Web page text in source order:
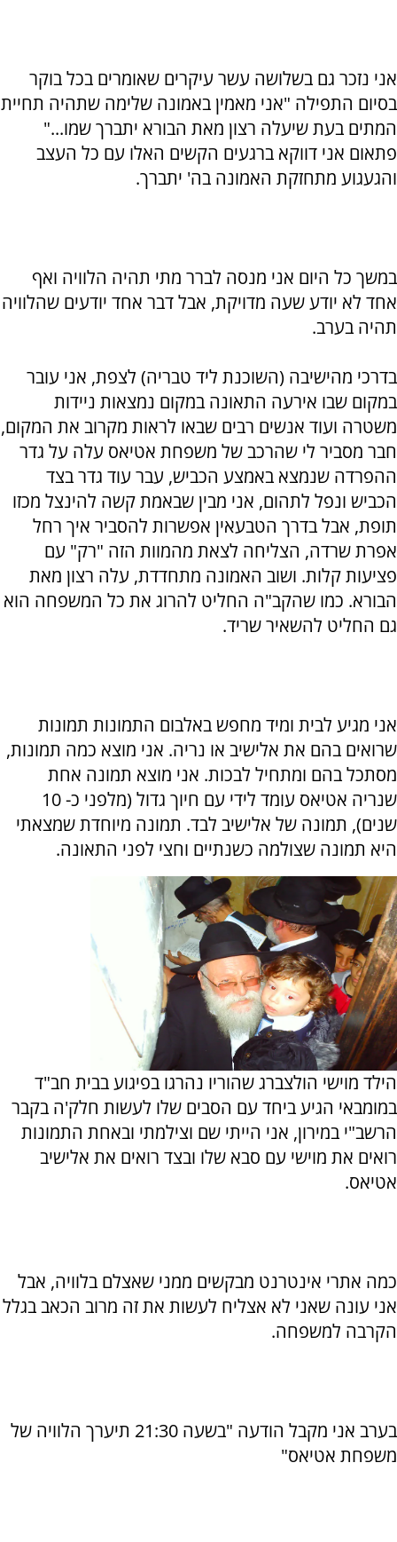
אני נזכר גם בשלושה עשר עיקרים שאומרים בכל בוקר
בסיום התפילה "אני מאמין באמונה שלימה שתהיה תחיית
המתים בעת שיעלה רצון מאת הבורא יתברך שמו..."
פתאום אני דווקא ברגעים הקשים האלו עם כל העצב
והגעגוע מתחזקת האמונה בה' יתברך.
במשך כל היום אני מנסה לברר מתי תהיה הלוויה ואף
אחד לא יודע שעה מדויקת, אבל דבר אחד יודעים שהלוויה
תהיה בערב.
בדרכי מהישיבה (השוכנת ליד טבריה) לצפת, אני עובר
במקום שבו אירעה התאונה במקום נמצאות ניידות
משטרה ועוד אנשים רבים שבאו לראות מקרוב את המקום,
חבר מסביר לי שהרכב של משפחת אטיאס עלה על גדר
ההפרדה שנמצא באמצע הכביש, עבר עוד גדר בצד
הכביש ונפל לתהום, אני מבין שבאמת קשה להינצל מכזו
תופת, אבל בדרך הטבעאין אפשרות להסביר איך רחל
אפרת שרדה, הצליחה לצאת מהמוות הזה "רק" עם
פציעות קלות. ושוב האמונה מתחדדת, עלה רצון מאת
הבורא. כמו שהקב"ה החליט להרוג את כל המשפחה הוא
גם החליט להשאיר שריד.
אני מגיע לבית ומיד מחפש באלבום התמונות תמונות
שרואים בהם את אלישיב או נריה. אני מוצא כמה תמונות,
מסתכל בהם ומתחיל לבכות. אני מוצא תמונה אחת
שנריה אטיאס עומד לידי עם חיוך גדול (מלפני כ- 10
שנים), תמונה של אלישיב לבד. תמונה מיוחדת שמצאתי
היא תמונה שצולמה כשנתיים וחצי לפני התאונה.
הילד מוישי הולצברג שהוריו נהרגו בפיגוע בבית חב"ד
במומבאי הגיע ביחד עם הסבים שלו לעשות חלק'ה בקבר
הרשב"י במירון, אני הייתי שם וצילמתי ובאחת התמונות
רואים את מוישי עם סבא שלו ובצד רואים את אלישיב
אטיאס.
כמה אתרי אינטרנט מבקשים ממני שאצלם בלוויה, אבל
אני עונה שאני לא אצליח לעשות את זה מרוב הכאב בגלל
הקרבה למשפחה.
בערב אני מקבל הודעה "בשעה 21:30 תיערך הלוויה של
משפחת אטיאס"